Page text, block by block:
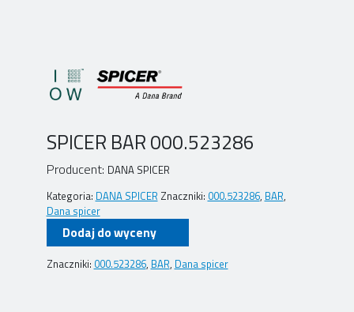
SPICER BAR 000.523286
Producent: DANA SPICER
Kategoria: DANA SPICER Znaczniki: 000.523286, BAR,
Dana spicer
Dodaj do wyceny
Znaczniki: 000.523286, BAR, Dana spicer